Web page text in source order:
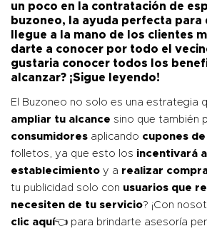
un poco en la contratación de
buzoneo, la ayuda perfecta para
llegue a la mano de los clientes
darte a conocer por todo el
gustaria conocer todos los
alcanzar? ¡Sigue leyendo!
El Buzoneo no solo es una estrategia
ampliar tu alcance sino que también
consumidores aplicando cupones
folletos, ya que esto los incentivará
establecimiento y a realizar
tu publicidad solo con usuarios que
necesiten de tu servicio? ¡Con
clic aquí👈 para brindarte asesoría